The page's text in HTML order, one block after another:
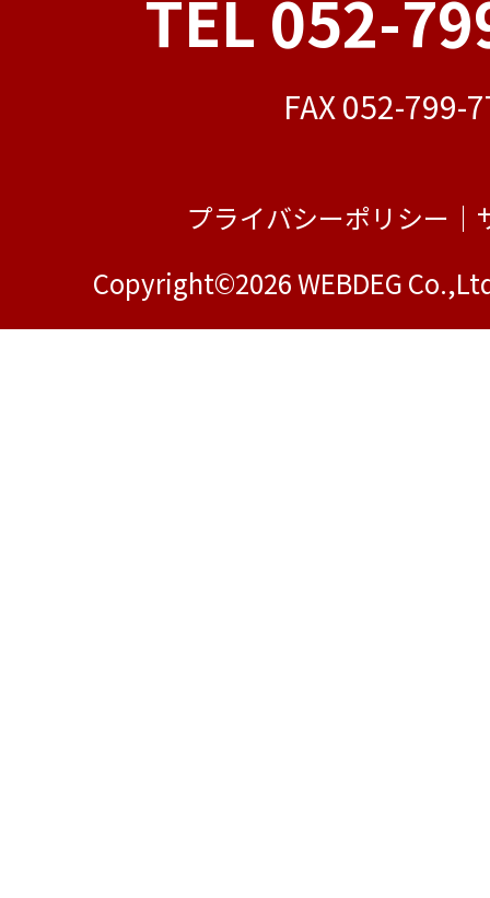
TEL 052-
FAX 052-799-
プライバシーポリシー ｜
Copyright©2026 WEBDEG